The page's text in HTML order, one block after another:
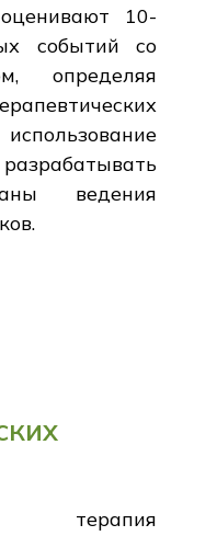
10-
событий со
определяя
ведения
терапия